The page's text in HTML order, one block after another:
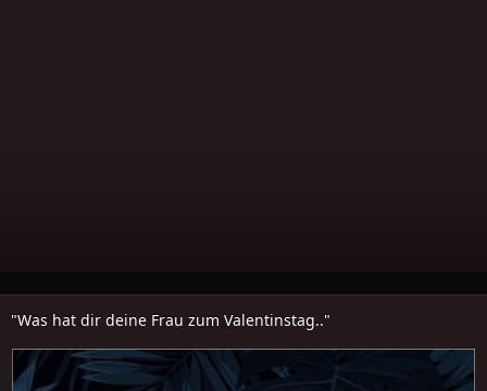
"Was hat dir deine Frau zum Valentinstag.."